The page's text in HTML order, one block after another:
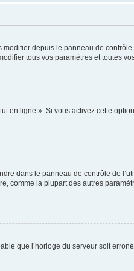
depuis le panneau de
tous vos paramètres et toutes
en ligne ». Si vous activez cette
dans le panneau de contrôle de
la plupart des autres
que l’horloge du serveur soit